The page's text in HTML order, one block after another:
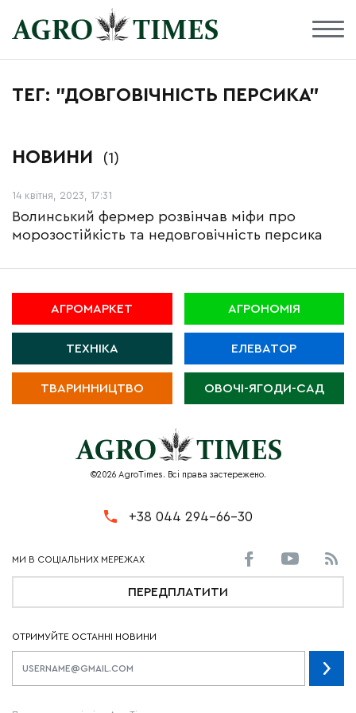
ТЕГ: "ДОВГОВІЧНІСТЬ ПЕРСИКА"
НОВИНИ (1)
14 квітня, 2023, 17:31
Волинський фермер розвінчав міфи про
морозостійкість та недовговічність персика
АГРОМАРКЕТ АГРОНОМІЯ
ТЕХНІКА ЕЛЕВАТОР
ТВАРИННИЦТВО ОВОЧІ-ЯГОДИ-САД
©2026 AgroTimes. Всі права застережено.
+38 044 294-66-30
ПЕРЕДПЛАТИТИ
ОТРИМУЙТЕ ОСТАННІ НОВИНИ